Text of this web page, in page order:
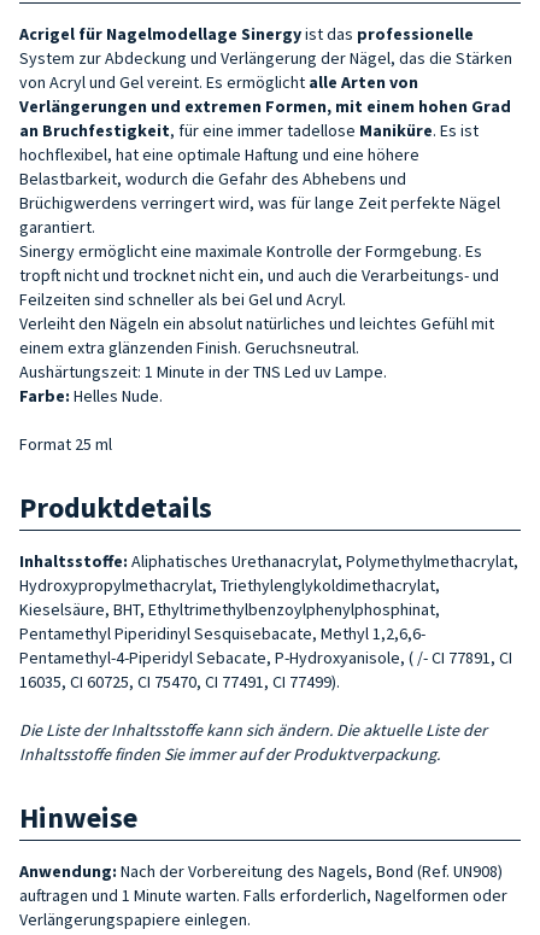
Acrigel für Nagelmodellage Sinergyist das professionelle
System zur Abdeckung und Verlängerung der Nägel, das die Stärken
von Acryl und Gel vereint. Es ermöglicht alle Arten von
Verlängerungen und extremen Formen, mit einem hohen Grad
an Bruchfestigkeit, für eine immer tadellose Maniküre. Es ist
hochflexibel, hat eine optimale Haftung und eine höhere
Belastbarkeit, wodurch die Gefahr des Abhebens und
Brüchigwerdens verringert wird, was für lange Zeit perfekte Nägel
garantiert.
Sinergy ermöglicht eine maximale Kontrolle der Formgebung. Es
tropft nicht und trocknet nicht ein, und auch die Verarbeitungs- und
Feilzeiten sind schneller als bei Gel und Acryl.
Verleiht den Nägeln ein absolut natürliches und leichtes Gefühl mit
einem extra glänzenden Finish. Geruchsneutral.
Aushärtungszeit: 1 Minute in der TNS Led uv Lampe.
Farbe: Helles Nude.
Format 25 ml
Produktdetails
Inhaltsstoffe: Aliphatisches Urethanacrylat, Polymethylmethacrylat,
Hydroxypropylmethacrylat, Triethylenglykoldimethacrylat,
Kieselsäure, BHT, Ethyltrimethylbenzoylphenylphosphinat,
Pentamethyl Piperidinyl Sesquisebacate, Methyl 1,2,6,6-
Pentamethyl-4-Piperidyl Sebacate, P-Hydroxyanisole, ( /- CI 77891, CI
16035, CI 60725, CI 75470, CI 77491, CI 77499).
Die Liste der Inhaltsstoffe kann sich ändern. Die aktuelle Liste der
Inhaltsstoffe finden Sie immer auf der Produktverpackung.
Hinweise
Anwendung: Nach der Vorbereitung des Nagels, Bond (Ref. UN908)
auftragen und 1 Minute warten. Falls erforderlich, Nagelformen oder
Verlängerungspapiere einlegen.